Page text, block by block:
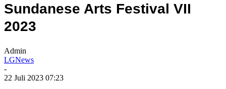
Sundanese Arts Festival VII
2023
Admin
LGNews
-
22 Juli 2023 07:23